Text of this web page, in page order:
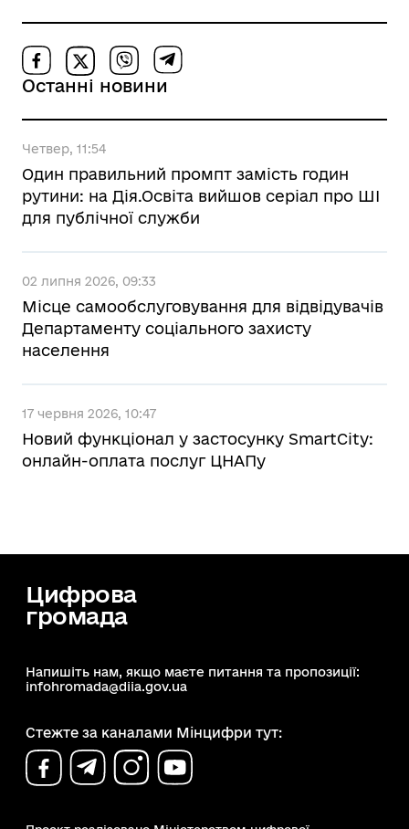
Останні новини
Четвер, 11:54
Один правильний промпт замість годин
рутини: на Дія.Освіта вийшов серіал про ШІ
для публічної служби
02 липня 2026, 09:33
Місце самообслуговування для відвідувачів
Департаменту соціального захисту
населення
17 червня 2026, 10:47
Новий функціонал у застосунку SmartCity:
онлайн-оплата послуг ЦНАПу
Цифрова
громада
Напишіть нам, якщо маєте питання та пропозиції:
infohromada@diia.gov.ua
Стежте за каналами Мінцифри тут: